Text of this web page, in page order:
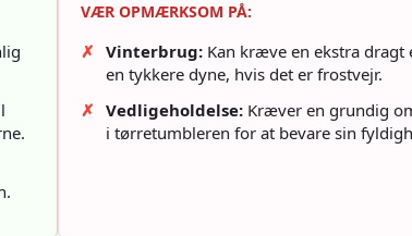
VÆR OPMÆRKSOM PÅ:
✗ Vinterbrug: Kan kræve en ekstra dragt
en tykkere dyne, hvis det er frostvejr.
✗
Vedligeholdelse: Kræver en grundig
i tørretumbleren for at bevare sin